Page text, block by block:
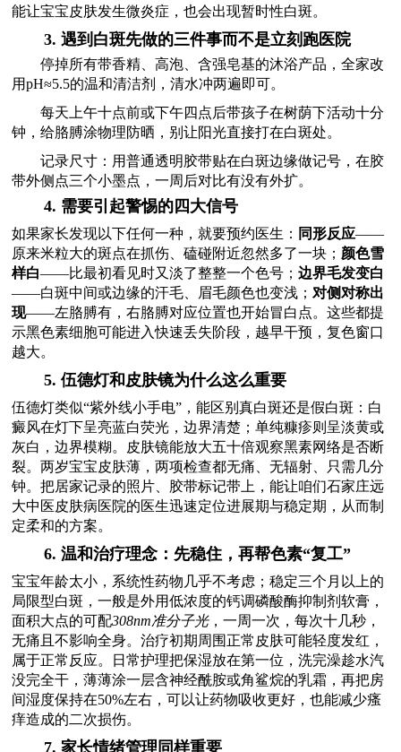
能让宝宝皮肤发生微炎症，也会出现暂时性白斑。
3. 遇到白斑先做的三件事而不是立刻跑医院
停掉所有带香精、高泡、含强皂基的沐浴产品，全家改
用pH≈5.5的温和清洁剂，清水冲两遍即可。
每天上午十点前或下午四点后带孩子在树荫下活动十分
钟，给胳膊涂物理防晒，别让阳光直接打在白斑处。
记录尺寸：用普通透明胶带贴在白斑边缘做记号，在胶
带外侧点三个小墨点，一周后对比有没有外扩。
4. 需要引起警惕的四大信号
如果家长发现以下任何一种，就要预约医生： 同形反应——
原来米粒大的斑点在抓伤、磕碰附近忽然多了一块； 颜色雪
样白——比最初看见时又淡了整整一个色号；边界毛发变白
——白斑中间或边缘的汗毛、眉毛颜色也变浅； 对侧对称出
现——左胳膊有，右胳膊对应位置也开始冒白点。这些都提
示黑色素细胞可能进入快速丢失阶段，越早干预，复色窗口
越大。
5. 伍德灯和皮肤镜为什么这么重要
伍德灯类似“紫外线小手电”，能区别真白斑还是假白斑：白
癜风在灯下呈亮蓝白荧光，边界清楚；单纯糠疹则呈淡黄或
灰白，边界模糊。皮肤镜能放大五十倍观察黑素网络是否断
裂。两岁宝宝皮肤薄，两项检查都无痛、无辐射、只需几分
钟。把居家记录的照片、胶带标记带上，能让咱们石家庄远
大中医皮肤病医院的医生迅速定位进展期与稳定期，从而制
定柔和的方案。
6. 温和治疗理念：先稳住，再帮色素“复工”
宝宝年龄太小，系统性药物几乎不考虑；稳定三个月以上的
局限型白斑，一般是外用低浓度的钙调磷酸酶抑制剂软膏，
面积大点的可配308nm准分子光，一周一次，每次十几秒，
无痛且不影响全身。治疗初期周围正常皮肤可能轻度发红，
属于正常反应。日常护理把保湿放在第一位，洗完澡趁水汽
没完全干，薄薄涂一层含神经酰胺或角鲨烷的乳霜，再把房
间湿度保持在50%左右，可以让药物吸收更好，也能减少瘙
痒造成的二次损伤。
7. 家长情绪管理同样重要